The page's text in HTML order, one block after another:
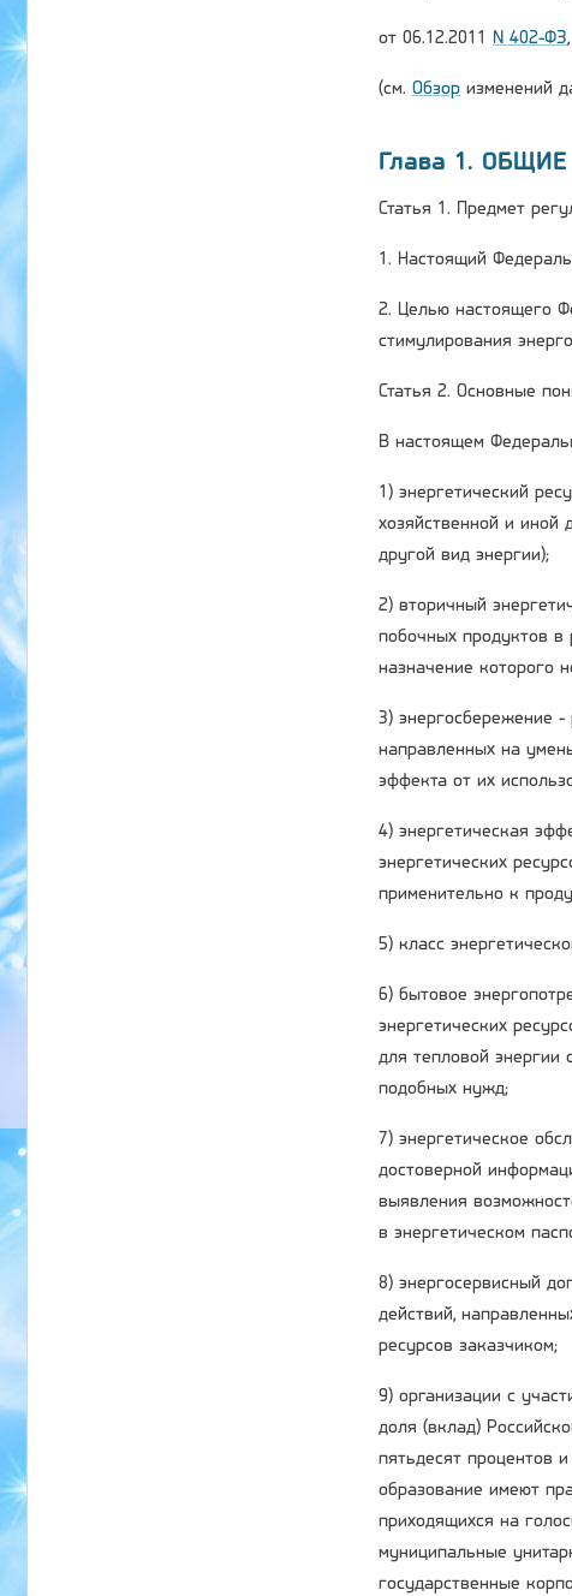
от 06.12.2011 N 402-ФЗ
(см. Обзор изменений
Глава 1.
Статья 1. Предмет
1. Настоящий
2. Целью настоящего
стимулирования
Статья 2. Основные
В настоящем
1) энергетический
хозяйственной и иной
другой вид энергии);
2) вторичный
побочных продуктов в
назначение которого
3) энергосбережение -
направленных на
эффекта от их
4) энергетическая
энергетических
применительно к
5) класс
6) бытовое
энергетических
для тепловой энергии
подобных нужд;
7) энергетическое
достоверной
выявления
в энергетическом
8) энергосервисный
действий,
ресурсов заказчиком;
9) организации с
доля (вклад)
пятьдесят процентов
образование имеют
приходящихся на
муниципальные
государственные